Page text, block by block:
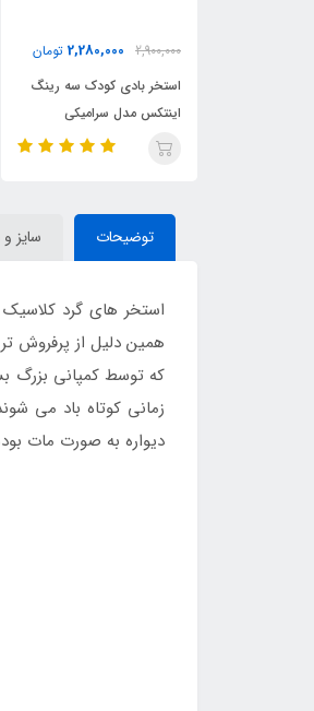
3,850,000 تومان
استخر بادی کودک اینتکس
طرح ماهی سایبان دار
توضیحات سایز
استخر های گرد
همین دلیل از
که توسط کمپانی بزرگ
زمانی کوتاه باد می
دیواره به صورت مات